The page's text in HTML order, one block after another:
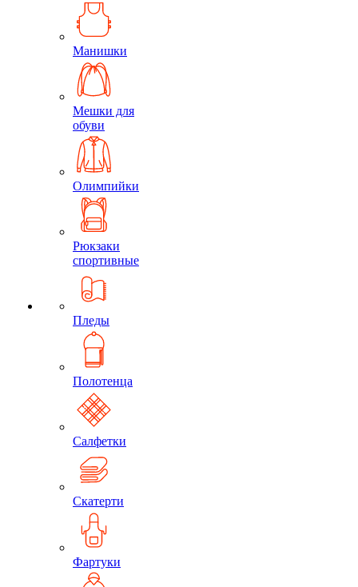
Манишки
Мешки для
обуви
Олимпийки
Рюкзаки
спортивные
Пледы
Полотенца
Салфетки
Скатерти
Фартуки